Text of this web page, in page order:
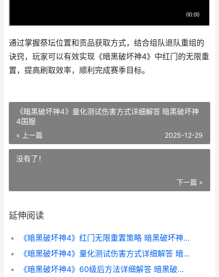
通过掌握祭坛位置和贡品获取方式，结合组队退队重组的
诀窍，玩家可以有效实现《暗黑破坏神4》中红门的无限重
置，提高刷取效率，顺利完成赛季目标。
《暗黑破坏神4》量化测试伤害方式详细解答 暗黑破坏神
4国服
« 上一篇 2025-12-29
没有了！
下一篇 »
延伸阅读
《暗黑破坏神4》红门无限重置策略 暗黑破坏神4是单机游戏还是网游
《暗黑破坏神4》量化测试伤害方式详细解答 暗黑破坏神4国服
《暗黑破坏神4》60级后方法详细解答 暗黑破坏神4死灵法师加点